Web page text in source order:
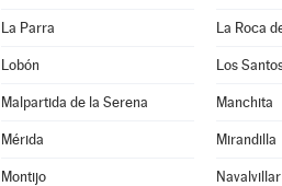
La Parra La Roca
Lobón Los
Malpartida de la Serena Manchita
Mérida Mirandilla
Montijo